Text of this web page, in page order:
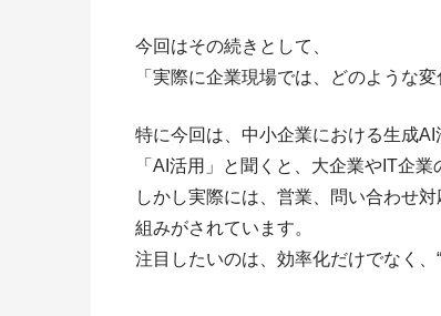
今回はその続きとして、
「実際に企業現場では、どのような
特に今回は、中小企業における生成AI
「AI活用」と聞くと、大企業やIT企
しかし実際には、営業、問い合わせ
組みがされています。
注目したいのは、効率化だけでなく、